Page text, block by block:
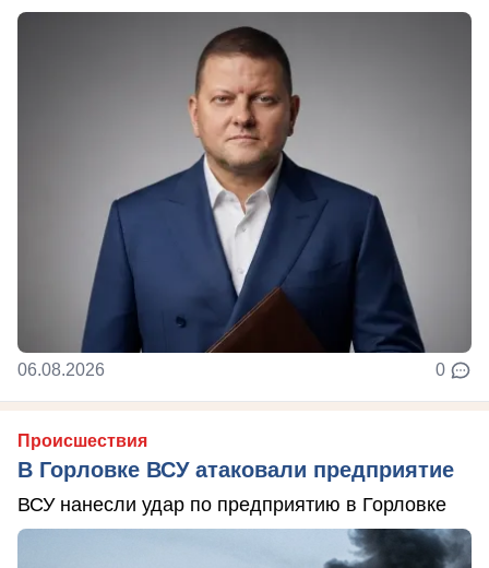
06.08.2026 0
Происшествия
В Горловке ВСУ атаковали предприятие
ВСУ нанесли удар по предприятию в Горловке